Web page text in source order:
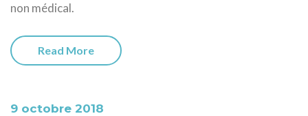
non médical.
Read More
9 octobre 2018